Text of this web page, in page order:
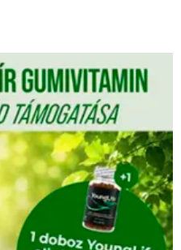
was:
60000 Ft.
is:
48000 Ft.